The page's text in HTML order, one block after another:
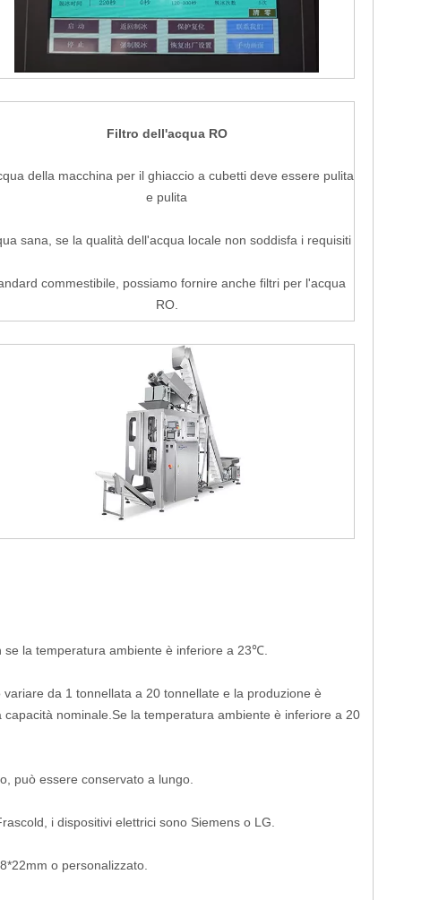
Filtro dell'acqua RO
della macchina per il ghiaccio a cubetti deve essere pulita
e pulita
sana, se la qualità dell'acqua locale non soddisfa i requisiti
commestibile, possiamo fornire anche filtri per l'acqua
RO.
la temperatura ambiente è inferiore a 23℃.
da 1 tonnellata a 20 tonnellate e la produzione è
nominale.Se la temperatura ambiente è inferiore a 20
può essere conservato a lungo.
i dispositivi elettrici sono Siemens o LG.
o personalizzato.